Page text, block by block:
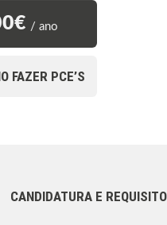
/ ano
FAZER PCE’S
CANDIDATURA E